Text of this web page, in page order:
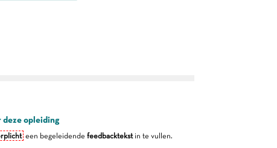
opleiding
een begeleidende feedbacktekstin te vullen.